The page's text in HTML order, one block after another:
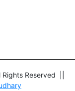
Reserved ||